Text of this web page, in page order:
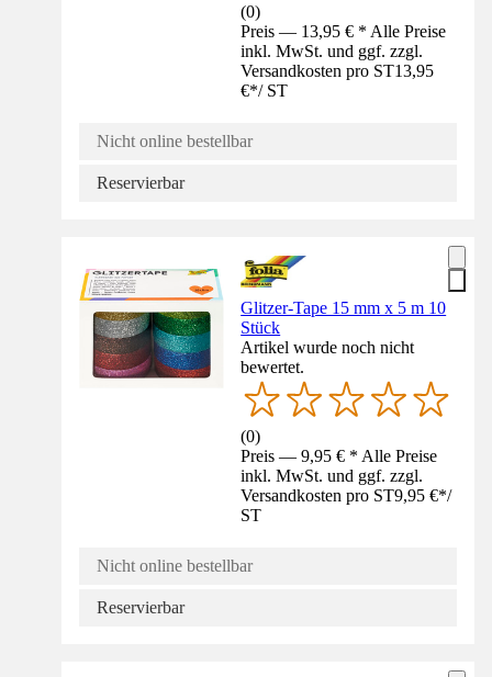
(0)
Preis — 13,95 € * Alle Preise
inkl. MwSt. und ggf. zzgl.
Versandkosten pro ST13,95
€*/ ST
Nicht online bestellbar
Reservierbar
Glitzer-Tape 15 mm x 5 m 10
Stück
Artikel wurde noch nicht
bewertet.
(0)
Preis — 9,95 € * Alle Preise
inkl. MwSt. und ggf. zzgl.
Versandkosten pro ST9,95 €*/
ST
Nicht online bestellbar
Reservierbar